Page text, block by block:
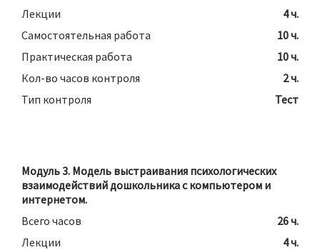
Лекции
4 ч.
Самостоятельная работа
10 ч.
Практическая работа
10 ч.
Кол-во часов контроля
2 ч.
Тип контроля
Тест
Модуль 3. Модель выстраивания психологических
взаимодействий дошкольника с компьютером и
интернетом.
Всего часов
26 ч.
Лекции
4 ч.